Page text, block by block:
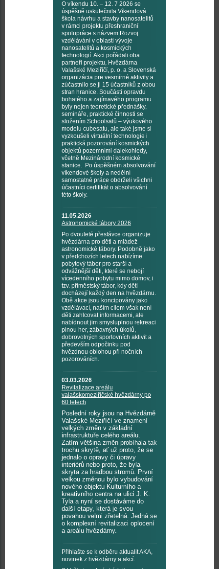
O víkendu 10. – 12. 7 2026 se
úspěšně uskutečnila Víkendová
škola návrhu a stavby nanosatelitů
v rámci projektu přeshraniční
spolupráce s názvem Rozvoj
vzdělávání v oblasti vývoje
nanosatelitů a kosmických
technologií. Akci pořádali oba
partneři projektu, Hvězdárna
Valašské Meziříčí, p. o. a Slovenská
organizácia pre vesmírné aktivity a
zúčastnilo se ji 15 účastníků z obou
stran hranice. Součástí opravdu
bohatého a zajímavého programu
byly nejen teoretické přednášky,
semináře, praktické činnosti se
složením Schoolsatů – výukového
modelu cubesatu, ale také jsme si
vyzkoušeli virtuální technologie i
praktická pozorování kosmických
objektů pozemními dalekohledy,
včetně Mezinárodní kosmické
stanice. Po úspěšném absolvování
víkendové školy a nedělní
samostatné práce obdrželi všichni
účastníci certifikát o absolvování
této školy.
11.05.2026
Astronomické tábory 2026
Po dvouleté přestávce organizuje
hvězdárna pro děti a mládež
astronomické tábory. Podobně jako
v předchozích letech nabízíme
pobytový tábor pro starší a
odvážnější děti, které se nebojí
vícedenního pobytu mimo domov, i
tzv. příměstský tábor, kdy děti
docházejí každý den na hvězdárnu.
Obě akce jsou koncipovány jako
vzdělávací, naším cílem však není
děti zahlcovat informacemi, ale
nabídnout jim smysluplnou rekreaci
plnou her, zábavných úkolů,
dobrovolných sportovních aktivit a
především odpočinku pod
hvězdnou oblohou při nočních
pozorováních.
03.03.2026
Revitalizace areálu
valašskomeziříčské hvězdárny po
60 letech
Poslední roky jsou na Hvězdárně
Valašské Meziříčí ve znamení
velkých změn v základní
infrastruktuře celého areálu.
Zatím většina změn probíhala tak
trochu skrytě, ať už proto, že se
jednalo o opravy či úpravy
interiérů nebo proto, že byla
skryta za hradbou stromů. První
velkou změnou bylo vybudování
nového objektu Kulturního a
kreativního centra na ulici J. K.
Tyla a nyní se dostáváme do
další etapy, která je svou
povahou velmi zřetelná. Jedná se
o komplexní revitalizaci oplocení
a areálu hvězdárny.
Přihlašte se k odběru aktualit AKA,
novinek z hvězdárny a akcí: